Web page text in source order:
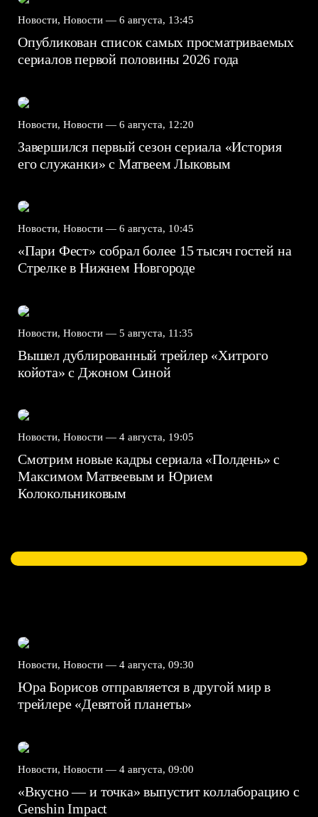
Новости, Новости — 6 августа, 13:45
Опубликован список самых просматриваемых
сериалов первой половины 2026 года
Новости, Новости — 6 августа, 12:20
Завершился первый сезон сериала «История
его служанки» с Матвеем Лыковым
Новости, Новости — 6 августа, 10:45
«Пари Фест» собрал более 15 тысяч гостей на
Стрелке в Нижнем Новгороде
Новости, Новости — 5 августа, 11:35
Вышел дублированный трейлер «Хитрого
койота» с Джоном Синой
Новости, Новости — 4 августа, 19:05
Смотрим новые кадры сериала «Полдень» с
Максимом Матвеевым и Юрием
Колокольниковым
Новости, Новости — 4 августа, 09:30
Юра Борисов отправляется в другой мир в
трейлере «Девятой планеты»
Новости, Новости — 4 августа, 09:00
«Вкусно — и точка» выпустит коллаборацию с
Genshin Impact⁠⁠